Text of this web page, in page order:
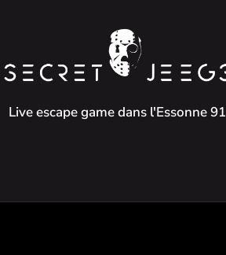
Live escape game dans l'Essonne 91